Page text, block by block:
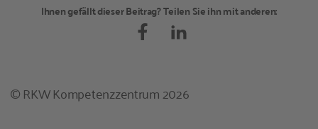
Ihnen gefällt dieser Beitrag? Teilen Sie ihn mit anderen:
© RKW Kompetenzzentrum 2026